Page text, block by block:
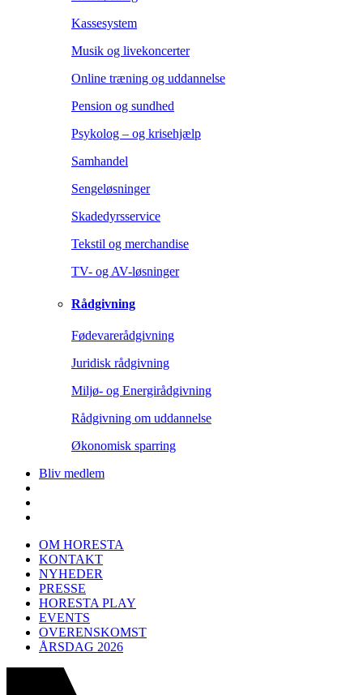
Kassesystem
Musik og livekoncerter
Online træning og uddannelse
Pension og sundhed
Psykolog – og krisehjælp
Samhandel
Sengeløsninger
Skadedyrsservice
Tekstil og merchandise
TV- og AV-løsninger
Rådgivning
Fødevarerådgivning
Juridisk rådgivning
Miljø- og Energirådgivning
Rådgivning om uddannelse
Økonomisk sparring
Bliv medlem
OM HORESTA
KONTAKT
NYHEDER
PRESSE
HORESTA PLAY
EVENTS
OVERENSKOMST
ÅRSDAG 2026